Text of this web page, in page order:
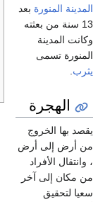
المدينة المنورة بعد
13 سنة من بعثته
وكانت المدينة
المنورة تسمى
يثرب
الهجرة
يقصد بها الخروج
من أرض إلى أرض
، وانتقال الأفراد
من مكان إلى آخر
سعيا لتحقيق